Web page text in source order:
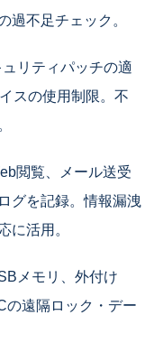
過不足チェック。
リティパッチの適
スの使用制限。不
閲覧、メール送受
グを記録。情報漏洩
に活用。
メモリ、外付け
の遠隔ロック・デー